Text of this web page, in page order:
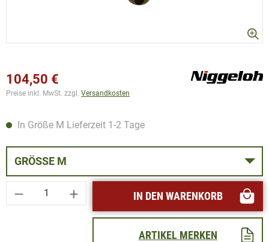
104,50 €
Preise inkl. MwSt. zzgl. Versandkosten
In Größe M Lieferzeit 1-2 Tage
GRÖSSE M
Produkt Anzahl: Gib den gewünschten
IN DEN WARENKORB
ARTIKEL MERKEN